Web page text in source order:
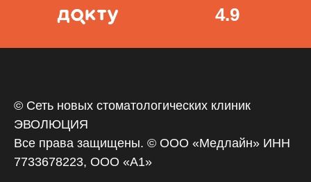
4.9
© Сеть новых стоматологических клиник
ЭВОЛЮЦИЯ
Все права защищены. © ООО «‎Медлайн» ИНН
7733678223, ООО «А1»